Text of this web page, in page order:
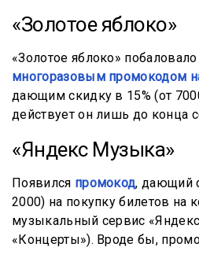
«Золотое яблоко»
«Золотое яблоко»
многоразовым промокодом
дающим скидку в 15% (от
действует он лишь до конца
«Яндекс Музыка»
Появился промокод, дающий
2000) на покупку билетов на
музыкальный сервис
«Концерты»). Вроде бы,